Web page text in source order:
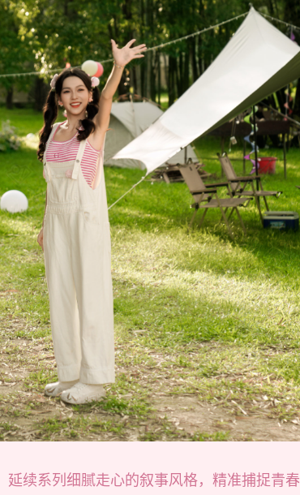
续系列细腻走心的叙事风格，精准捕捉青春